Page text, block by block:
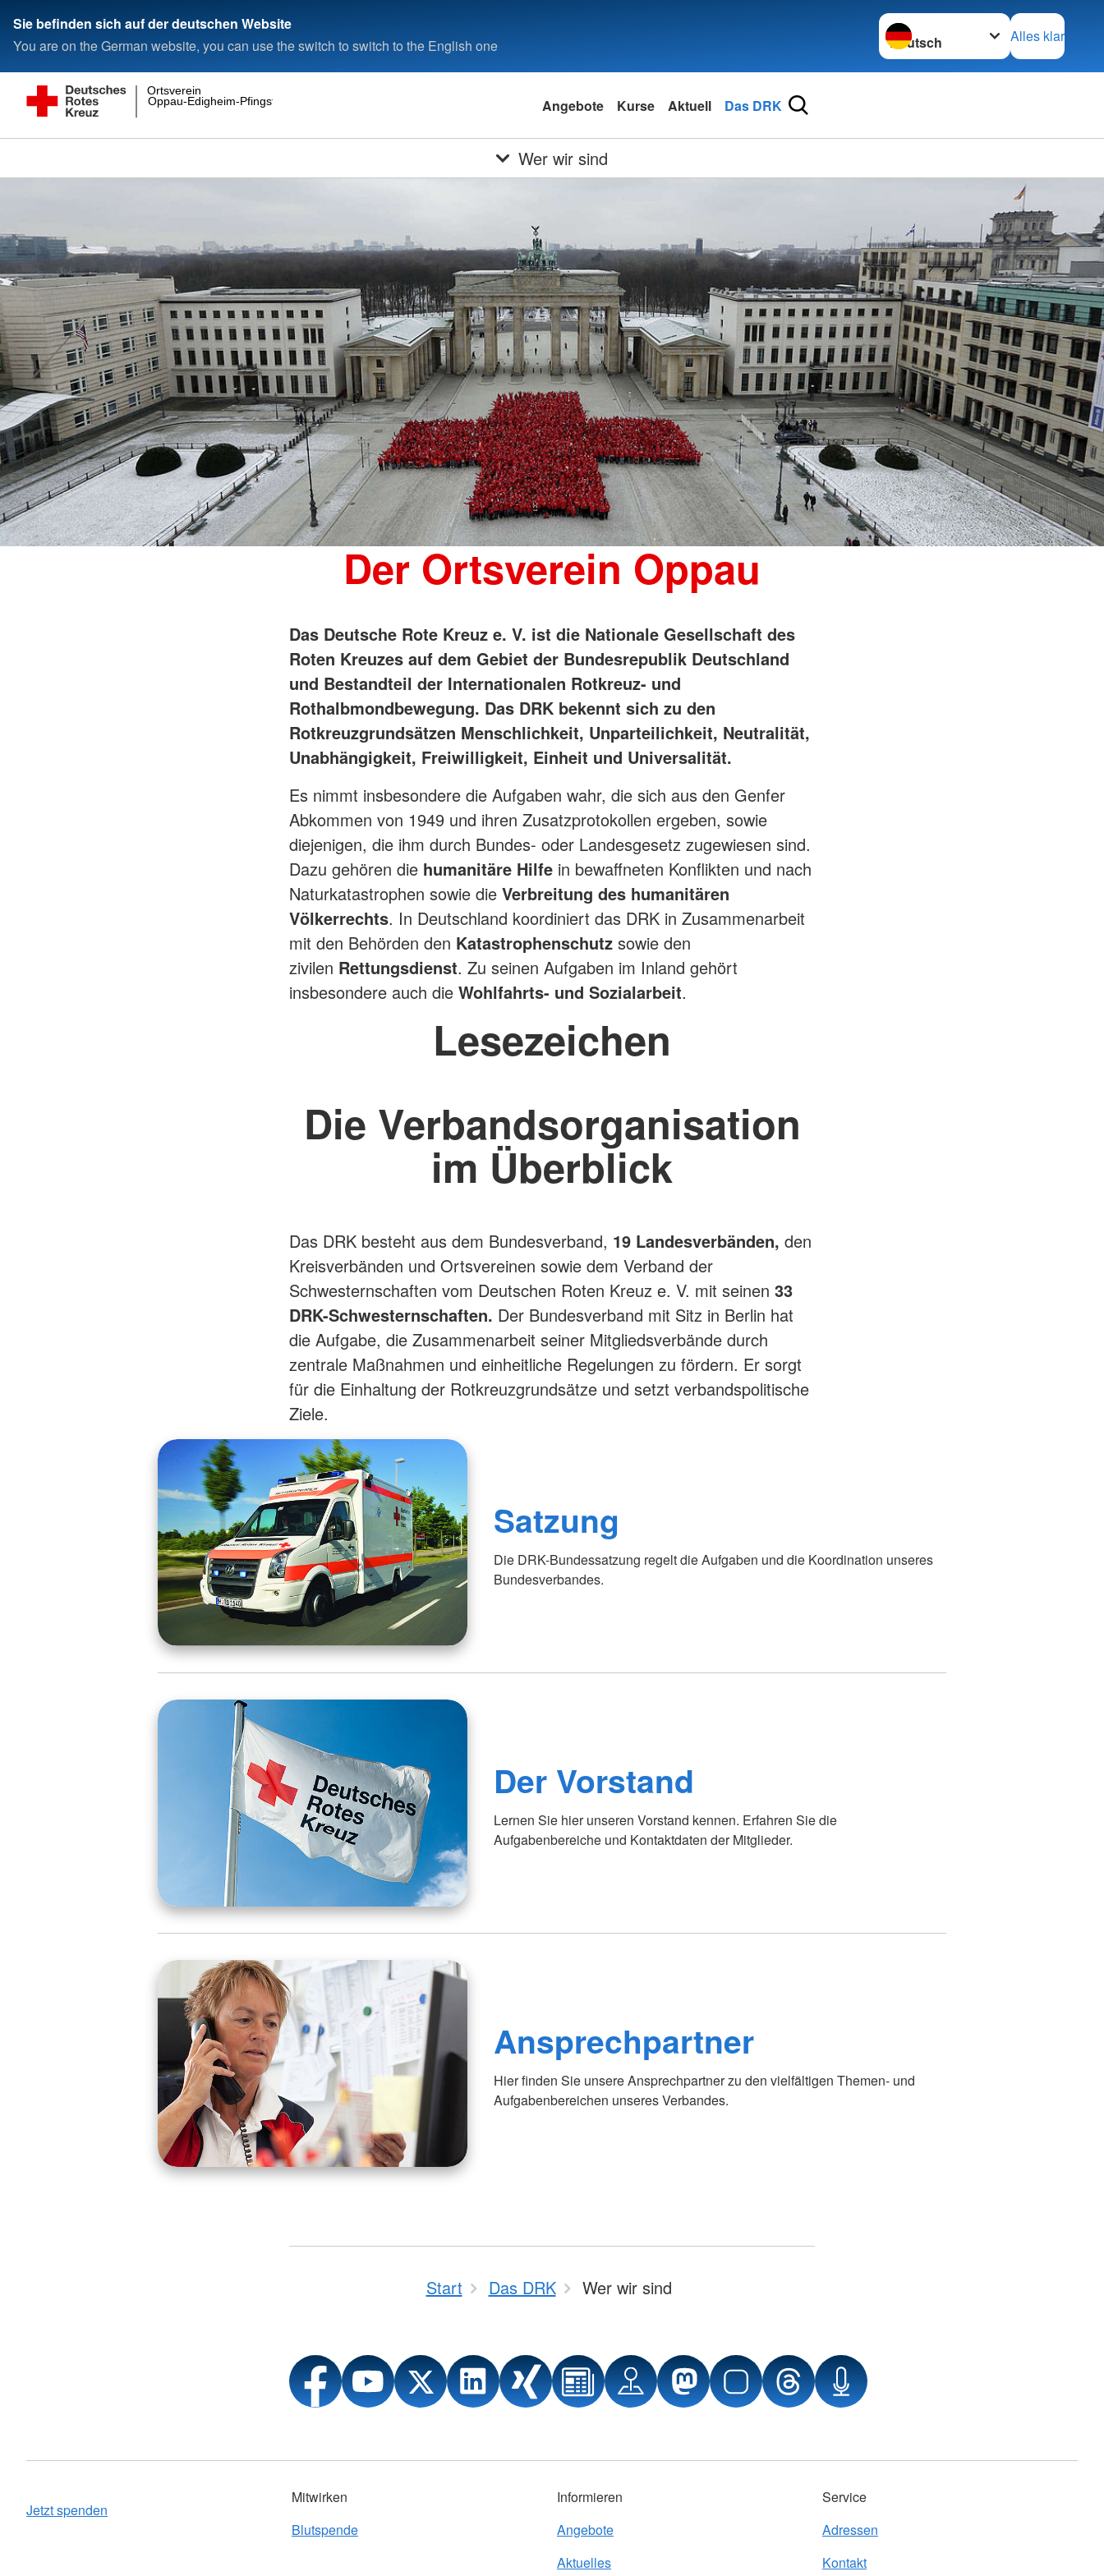
Sie befinden sich auf der deutschen Website
You are on the German website, you can use the switch to switch to the English one
Sprache wechseln zu
Alles klar
Oppau-Edigheim-Pfingstweide e.V.
Ortsverein
Angebote Kurse Aktuell Das DRK
Wer wir sind
Der Ortsverein Oppau
Das Deutsche Rote Kreuz e. V. ist die Nationale Gesellschaft des
Roten Kreuzes auf dem Gebiet der Bundesrepublik Deutschland
und Bestandteil der Internationalen Rotkreuz- und
Rothalbmondbewegung. Das DRK bekennt sich zu den
Rotkreuzgrundsätzen Menschlichkeit, Unparteilichkeit, Neutralität,
Unabhängigkeit, Freiwilligkeit, Einheit und Universalität.
Es nimmt insbesondere die Aufgaben wahr, die sich aus den Genfer
Abkommen von 1949 und ihren Zusatzprotokollen ergeben, sowie
diejenigen, die ihm durch Bundes- oder Landesgesetz zugewiesen sind.
Dazu gehören die humanitäre Hilfe in bewaffneten Konflikten und nach
Naturkatastrophen sowie die Verbreitung des humanitären
Völkerrechts. In Deutschland koordiniert das DRK in Zusammenarbeit
mit den Behörden den Katastrophenschutz sowie den
zivilen Rettungsdienst. Zu seinen Aufgaben im Inland gehört
insbesondere auch die Wohlfahrts- und Sozialarbeit.
Lesezeichen
Die Verbandsorganisation
im Überblick
Das DRK besteht aus dem Bundesverband, 19 Landesverbänden, den
Kreisverbänden und Ortsvereinen sowie dem Verband der
Schwesternschaften vom Deutschen Roten Kreuz e. V. mit seinen 33
DRK-Schwesternschaften. Der Bundesverband mit Sitz in Berlin hat
die Aufgabe, die Zusammenarbeit seiner Mitgliedsverbände durch
zentrale Maßnahmen und einheitliche Regelungen zu fördern. Er sorgt
für die Einhaltung der Rotkreuzgrundsätze und setzt verbandspolitische
Ziele.
Satzung
Die DRK-Bundessatzung regelt die Aufgaben und die Koordination unseres
Bundesverbandes.
Der Vorstand
Lernen Sie hier unseren Vorstand kennen. Erfahren Sie die
Aufgabenbereiche und Kontaktdaten der Mitglieder.
Ansprechpartner
Hier finden Sie unsere Ansprechpartner zu den vielfältigen Themen- und
Aufgabenbereichen unseres Verbandes.
Start Das DRK Wer wir sind
Jetzt spenden
Mitwirken
Blutspende
Informieren
Angebote
Aktuelles
Service
Adressen
Kontakt